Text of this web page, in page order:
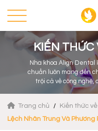
KIẾN THỨC
Nha khoa Align Dental
chuẩn luôn mang đến
trội cả về công nghệ,
Trang chủ Kiến thức
Lệch Nhân Trung Và Phương